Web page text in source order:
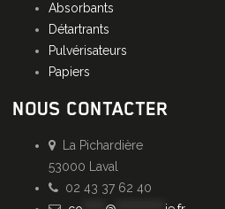
Absorbants
Détartrants
Pulvérisateurs
Papiers
NOUS CONTACTER
La Pichardière
53000 Laval
02 43 37 62 40